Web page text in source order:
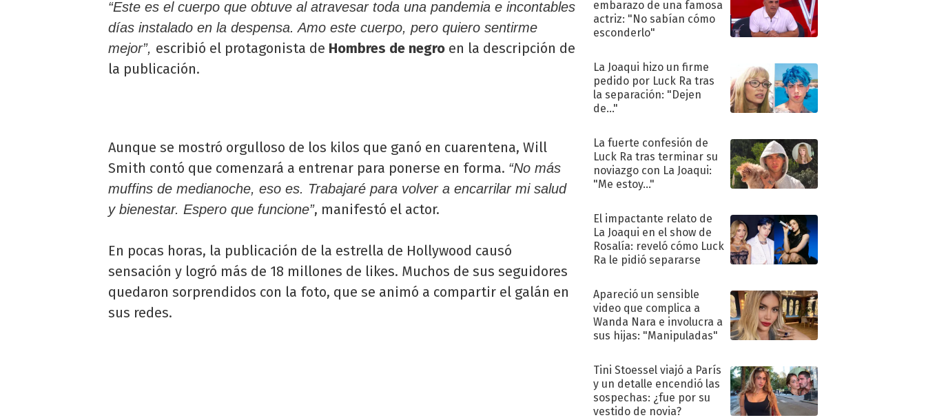
“Este es el cuerpo que obtuve al atravesar toda una pandemia e incontables
días instalado en la despensa. Amo este cuerpo, pero quiero sentirme
mejor”, escribió el protagonista de Hombres de negro en la descripción de
la publicación.
Aunque se mostró orgulloso de los kilos que ganó en cuarentena, Will
Smith contó que comenzará a entrenar para ponerse en forma. “No más
muffins de medianoche, eso es. Trabajaré para volver a encarrilar mi salud
y bienestar. Espero que funcione”, manifestó el actor.
En pocas horas, la publicación de la estrella de Hollywood causó
sensación y logró más de 18 millones de likes. Muchos de sus seguidores
quedaron sorprendidos con la foto, que se animó a compartir el galán en
sus redes.
embarazo de una famosa
actriz: "No sabían cómo
esconderlo"
La Joaqui hizo un firme
pedido por Luck Ra tras
la separación: "Dejen
de..."
La fuerte confesión de
Luck Ra tras terminar su
noviazgo con La Joaqui:
"Me estoy..."
El impactante relato de
La Joaqui en el show de
Rosalía: reveló cómo Luck
Ra le pidió separarse
Apareció un sensible
video que complica a
Wanda Nara e involucra a
sus hijas: "Manipuladas"
Tini Stoessel viajó a París
y un detalle encendió las
sospechas: ¿fue por su
vestido de novia?